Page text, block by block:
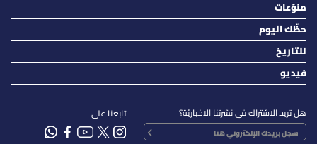
منوّعات
حظّك اليوم
للتاريخ
فيديو
هل تريد الاشتراك في نشرتنا الاخباريّة؟ تابعنا على